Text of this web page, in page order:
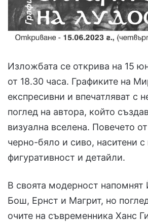
Изложбата се открива на 15
от 18.30 часа. Графиките на
експресивни и впечатляват с
поглед на автора, който
визуална вселена. Повечето
черно-бяло и сиво, наситени с
фигуративност и детайли.
В своята модерност
Бош, Ернст и Магрит, но
очите на съвременника Ханс